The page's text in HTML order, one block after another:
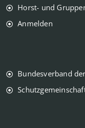
Horst- und
Anmelden
Bundesverband